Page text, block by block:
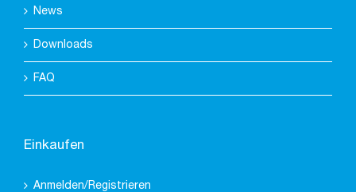
News
Downloads
FAQ
Einkaufen
Anmelden/Registrieren